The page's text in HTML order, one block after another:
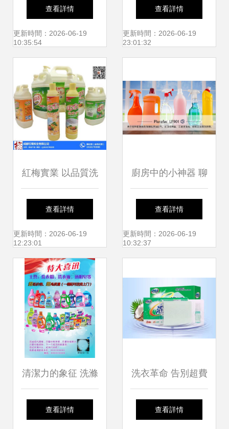
南 高轉化率洗滌用
品PSB素材下載與
排版技巧
查看詳情
更新時間：2026-06-19
10:35:54
格走勢與批發市場
分析 以美容美發網
查看詳情
更新時間：2026-06-19
23:01:32
紅梅實業 以品質洗
滌詮釋健康生活
從“每一滴”潔凈開
始
查看詳情
更新時間：2026-06-19
12:23:01
廚房中的小神器 聊
聊日本水果清潔劑
的實用與方便
查看詳情
更新時間：2026-06-19
10:32:37
清潔力的象征 洗滌
用品與消費生活的
查看詳情
洗衣革命 告別超費
勁洗不干凈的困
查看詳情